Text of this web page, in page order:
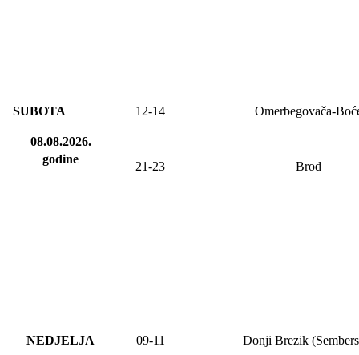
SUBOTA
08.08.2026.
godine
12-14 Omerbegovača-
21-23 Brod
NEDJELJA 09-11 Donji Brezik